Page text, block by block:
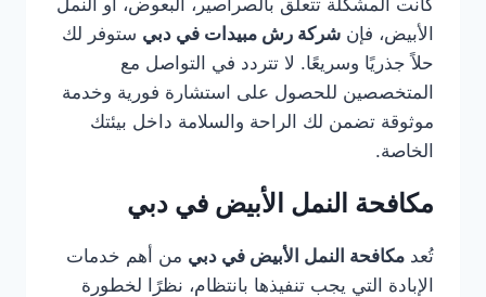
الأبيض، فإن شركة رش مبيدات في دبي ستوفر لك
حلاً جذريًا وسريعًا. لا تتردد في التواصل مع
المتخصصين للحصول على استشارة فورية وخدمة
موثوقة تضمن لك الراحة والسلامة داخل بيئتك
الخاصة.
مكافحة النمل الأبيض في دبي
تُعد مكافحة النمل الأبيض في دبي من أهم خدمات
الإبادة التي يجب تنفيذها بانتظام، نظرًا لخطورة